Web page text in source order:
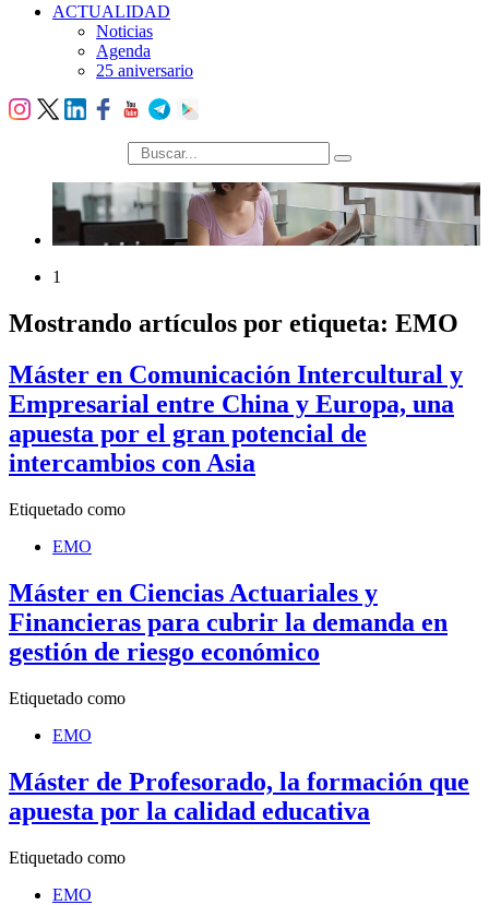
ACTUALIDAD
Noticias
Agenda
25 aniversario
búsqueda
1
Mostrando artículos por etiqueta: EMO
Máster en Comunicación Intercultural y
Empresarial entre China y Europa, una
apuesta por el gran potencial de
intercambios con Asia
Etiquetado como
EMO
Máster en Ciencias Actuariales y
Financieras para cubrir la demanda en
gestión de riesgo económico
Etiquetado como
EMO
Máster de Profesorado, la formación que
apuesta por la calidad educativa
Etiquetado como
EMO